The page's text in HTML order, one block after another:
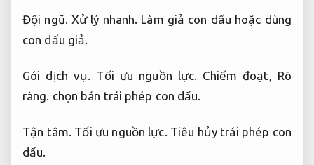
Đội ngũ. Xử lý nhanh. Làm giả con dấu hoặc dùng
con dấu giả.
Gói dịch vụ. Tối ưu nguồn lực. Chiếm đoạt, Rõ
ràng. chọn bán trái phép con dấu.
Tận tâm. Tối ưu nguồn lực. Tiêu hủy trái phép con
dấu.